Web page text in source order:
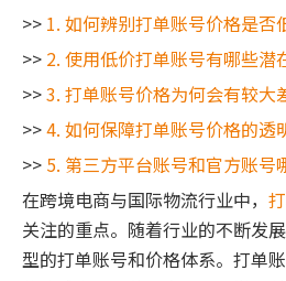
>> 1. 如何辨别打单账号价格是否
>> 2. 使用低价打单账号有哪些潜
>>3. 打单账号价格为何会有较大
>>4. 如何保障打单账号价格的透
>> 5. 第三方平台账号和官方账号
在跨境电商与国际物流行业中，
关注的重点。随着行业的不断发
型的打单账号和价格体系。打单